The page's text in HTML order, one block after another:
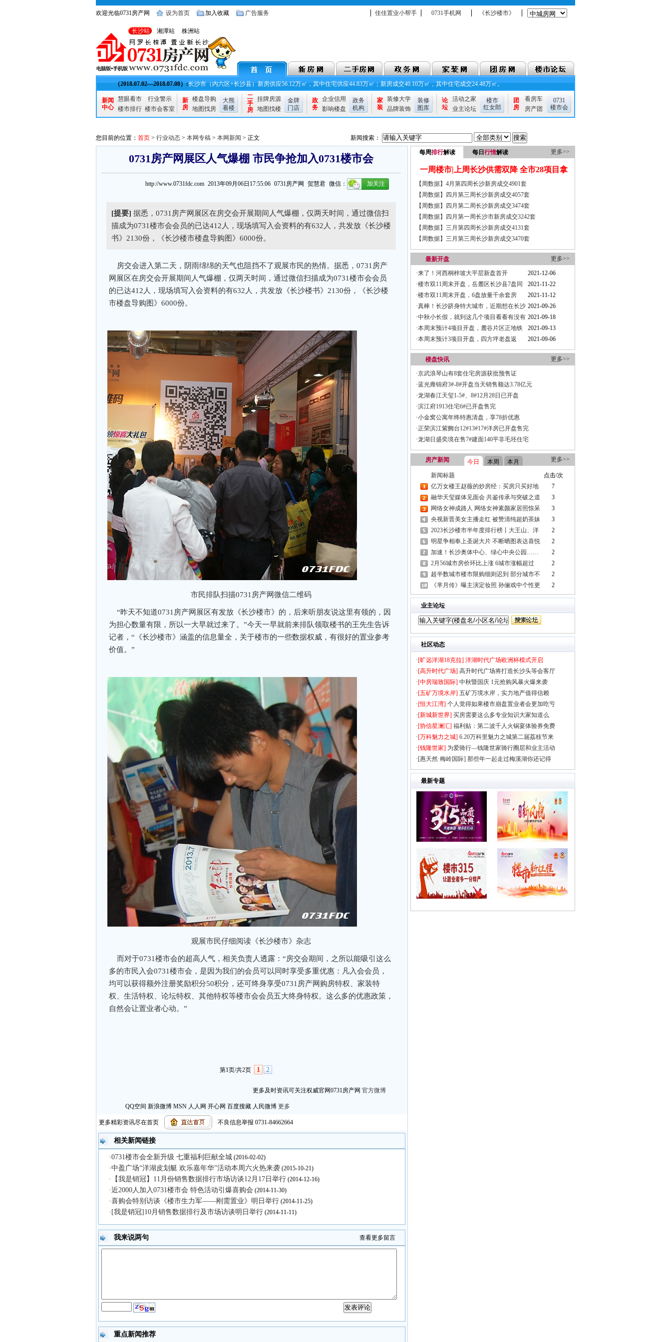
欢迎光临0731房产网 设为首页 加入收藏 广告服务 佳佳置业小帮手 0731手机网 《长沙楼市》
长沙站 湘潭站 株洲站
（2018.07.02—2018.07.08）:长沙市（内六区+长沙县）新房供应56.12万㎡，其中住宅供应44.83万㎡；新房成交40.10万㎡，其中住宅成交24.48万㎡。
新闻
中心
慧眼看市
行业警示
楼市排行 楼市会客室
新
房
楼盘导购
地图找房
大熊
看楼
二
手
房
挂牌房源
地图找楼
金牌
门店
政
务
企业信用
影响楼盘
政务
机构
家
装
装修大学
品牌装饰
装修
图库
论
坛
活动之家
业主论坛
楼市
红女郎
团
房
看房车
房产团
0731
楼市会
新闻搜索：
您目前的位置： 首页 > 行业动态 > 本网专稿 > 本网新闻 > 正文
0731房产网展区人气爆棚 市民争抢加入0731楼市会
http://www.0731fdc.com 2013年09月06日17:55:06 0731房产网 贺慧君 微信： 加关注
[提要] 据悉，0731房产网展区在房交会开展期间人气爆棚，仅两天时间，通过微信扫
描成为0731楼市会会员的已达412人，现场填写入会资料的有632人，共发放《长沙楼
书》2130份，《长沙楼市楼盘导购图》6000份。
房交会进入第二天，阴雨绵绵的天气也阻挡不了观展市民的热情。据悉，0731房产
网展区在房交会开展期间人气爆棚，仅两天时间，通过微信扫描成为0731楼市会会员
的已达412人，现场填写入会资料的有632人，共发放《长沙楼书》2130份，《长沙楼
市楼盘导购图》6000份。
市民排队扫描0731房产网微信二维码
“昨天不知道0731房产网展区有发放《长沙楼市》的，后来听朋友说这里有领的，因
为担心数量有限，所以一大早就过来了。”今天一早就前来排队领取楼书的王先生告诉
记者，“《长沙楼市》涵盖的信息量全，关于楼市的一些数据权威，有很好的置业参考
价值。”
观展市民仔细阅读《长沙楼市》杂志
而对于0731楼市会的超高人气，相关负责人透露：“房交会期间，之所以能吸引这么
多的市民入会0731楼市会，是因为我们的会员可以同时享受多重优惠：凡入会会员，
均可以获得额外注册奖励积分50积分，还可终身享受0731房产网购房特权、家装特
权、生活特权、论坛特权、其他特权等楼市会会员五大终身特权。这么多的优惠政策，
自然会让置业者心动。”
第1页/共2页 1 2
更多及时资讯可关注权威官网0731房产网 官方微博
QQ空间 新浪微博 MSN 人人网 开心网 百度搜藏 人民微博 更多
更多精彩资讯尽在首页 不良信息举报 0731-84662664
【 复制链接】【打印页面
相关新闻链接
·0731楼市会全新升级 七重福利巨献全城 (2016-02-02)
·中盈广场“洋湖皮划艇 欢乐嘉年华”活动本周六火热来袭 (2015-10-21)
·【我是销冠】11月份销售数据排行市场访谈12月17日举行 (2014-12-16)
·近2000人加入0731楼市会 特色活动引爆喜购会 (2014-11-30)
·喜购会特别访谈《楼市生力军——刚需置业》明日举行 (2014-11-25)
·[我是销冠]10月销售数据排行及市场访谈明日举行 (2014-11-11)
我来说两句 查看更多留言
重点新闻推荐
每周排行解读 每日 行情解读 更多>>
一周楼市|上周长沙供需双降 全市28项目拿
证入市
【周数据】4月第四周长沙新房成交4901套
【周数据】四月第三周长沙新房成交4057套
【周数据】四月第二周长沙新房成交3474套
【周数据】四月第一周长沙市新房成交3242套
【周数据】三月第四周长沙新房成交4131套
【周数据】三月第三周长沙新房成交3470套
最新开盘 更多>>
· 2021-12-06
来了！河西桐梓坡大平层新盘首开
·
2021-11-22
楼市双11周末开盘，岳麓区长沙县7盘同
开，刚改群体看过来！
· 2021-11-12
楼市双11周末开盘，6盘放量千余套房
源，更有2纯新盘入市
· 2021-09-26
真棒！长沙跻身特大城市，近期想在长沙
置业安家的可以看看这几个项目
· 2021-09-18
中秋小长假，就到这几个项目看看有没有
中意的房子吧
· 2021-09-13
本周末预计4项目开盘，麓谷片区正地铁
口纯新盘入市！
· 2021-09-06
本周末预计3项目开盘，四方坪老盘返
场！
楼盘快讯
更多>>
·京武浪琴山有8套住宅房源获批预售证
·蓝光雍锦府3#-8#开盘当天销售额达3.78亿元
·龙湖春江天玺1-5#、8#12月28日已开盘
·滨江府1913住宅6#已开盘售完
·小金窝公寓年终特惠清盘，享78折优惠
·正荣滨江紫阙台12#13#17#洋房已开盘售完
·龙湖日盛奕境在售7#建面140平非毛坯住宅
房产新闻 今日 本周 本月 更多>>
新闻标题
点击/次
亿万女楼王赵薇的炒房经：买房只买好地
段
7
融华天玺媒体见面会 共鉴传承与突破之道
3
网络女神成路人 网络女神素颜家居照惊呆
小伙伴
3
央视新晋美女主播走红 被赞清纯超奶茶妹
3
2023长沙楼市半年度排行榜丨大王山、洋
湖南、城央区推新，长沙第
2
明星争相奉上圣诞大片 不断晒图表达喜悦
之情
2
加速！长沙奥体中心、绿心中央公园……
南部融城5年计划来了！
2
2月56城市房价环比上涨 6城市涨幅超过
10%
2
超半数城市楼市限购细则迟到 部分城市不
积极
2
《芈月传》曝主演定妆照 孙俪戏中个性更
加彪悍
2
业主论坛
社区动态
·[旷远洋湖18克拉] 洋湖时代广场欧洲杯模式开启
·[高升时代广场] 高升时代广场将打造长沙头等会客厅
·[中房瑞致国际] 中秋暨国庆 1元抢购风暴火爆来袭
·[五矿万境水岸] 五矿万境水岸，实力地产值得信赖
·[恒大江湾] 个人觉得如果楼市崩盘置业者会更加吃亏
·[新城新世界] 买房需要这么多专业知识大家知道么
·[协信星澜汇] 福利贴：第二波千人火锅宴体验券免费
发放
·[万科魅力之城] 6.20万科里魅力之城第二届荔枝节来
袭！
·[钱隆世家] 为爱骑行—钱隆世家骑行圈层和业主活动
结束
·[惠天然·梅岭国际] 那些年一起走过梅溪湖你还记得
吗？
最新专题